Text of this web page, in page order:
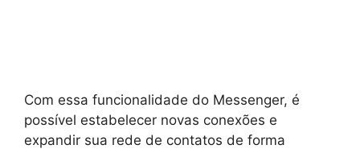
Com essa funcionalidade do Messenger, é
possível estabelecer novas conexões e
expandir sua rede de contatos de forma